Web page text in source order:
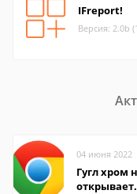
IFreport!
Версия: 2.0b
04 июня 2022
Гугл хром
открывает